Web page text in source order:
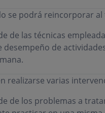
se podrá reincorporar al
de las técnicas
desempeño de
realizarse varias
de los problemas a